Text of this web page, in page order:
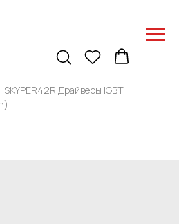
SKYPER42R Драйверы IGBT